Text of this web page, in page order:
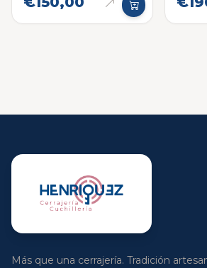
Más que una cerrajería. Tradición